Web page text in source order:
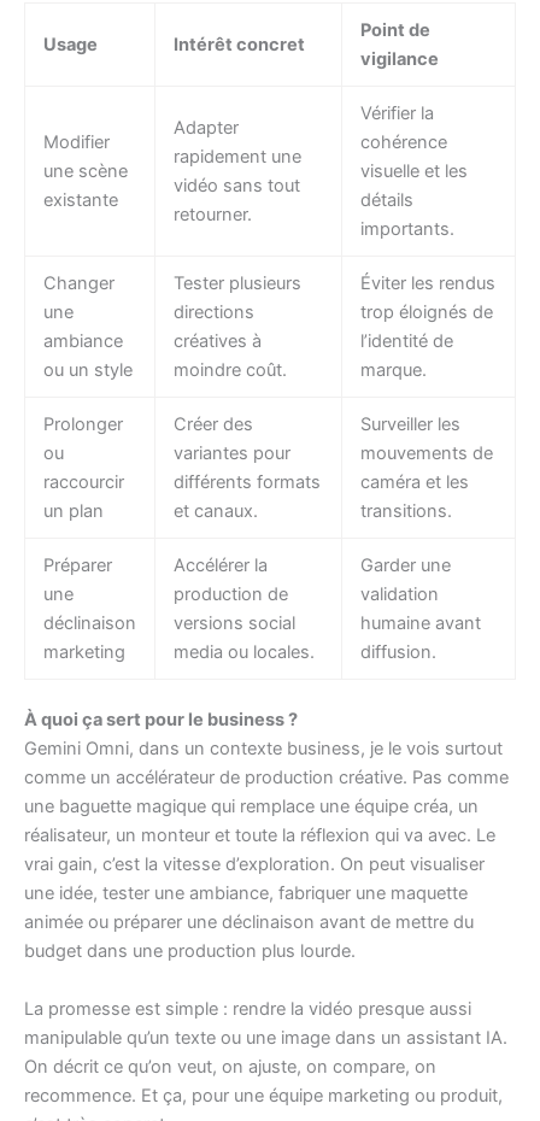
Usage Intérêt concret
Point de
vigilance
Modifier
une scène
existante
Adapter
rapidement une
vidéo sans tout
retourner.
Vérifier la
cohérence
visuelle et les
détails
importants.
Changer
une
ambiance
ou un style
Tester plusieurs
directions
créatives à
moindre coût.
Éviter les rendus
trop éloignés de
l’identité de
marque.
Prolonger
ou
raccourcir
un plan
Créer des
variantes pour
différents formats
et canaux.
Surveiller les
mouvements de
caméra et les
transitions.
Préparer
une
déclinaison
marketing
Accélérer la
production de
versions social
media ou locales.
Garder une
validation
humaine avant
diffusion.
À quoi ça sert pour le business ?
Gemini Omni, dans un contexte business, je le vois surtout
comme un accélérateur de production créative. Pas comme
une baguette magique qui remplace une équipe créa, un
réalisateur, un monteur et toute la réflexion qui va avec. Le
vrai gain, c’est la vitesse d’exploration. On peut visualiser
une idée, tester une ambiance, fabriquer une maquette
animée ou préparer une déclinaison avant de mettre du
budget dans une production plus lourde.
La promesse est simple : rendre la vidéo presque aussi
manipulable qu’un texte ou une image dans un assistant IA.
On décrit ce qu’on veut, on ajuste, on compare, on
recommence. Et ça, pour une équipe marketing ou produit,